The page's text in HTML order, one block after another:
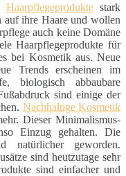
Haarpflegeproduktestark
auf ihre Haare und wollen
auch keine Domäne
Haarpflegeprodukte für
bei Kosmetik aus. Neue
Trends erscheinen im
biologisch abbaubare
sind einige der
Nachhaltige Kosmetik
Dieser Minimalismus-
Einzug gehalten. Die
natürlicher geworden.
sind heutzutage sehr
sind einfacher und